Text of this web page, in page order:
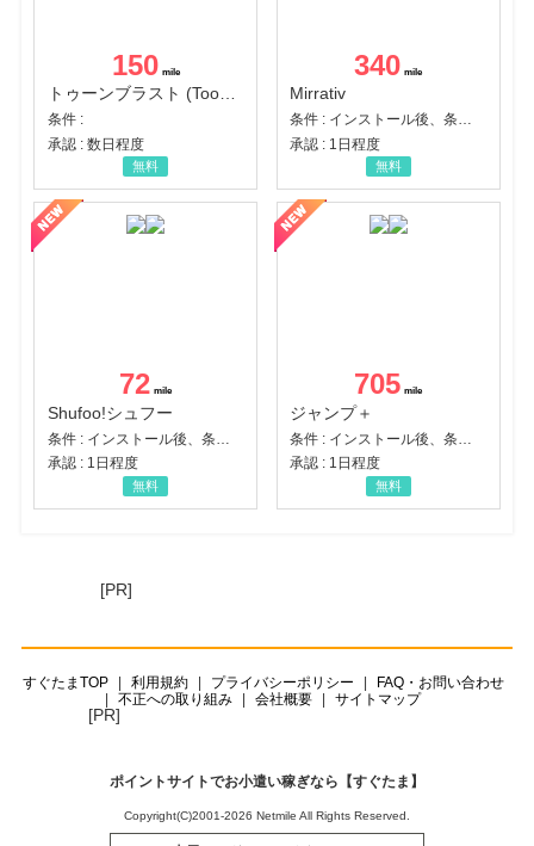
150
トゥーンブラスト (Toon Blast)
条件 :
承認 : 数日程度
無料
340
Mirrativ
条件 : インストール後、条件達成
承認 : 1日程度
無料
72
Shufoo!シュフー
承認 : 1日程度
無料
705
ジャンプ＋
承認 : 1日程度
無料
[PR]
すぐたまTOP 利用規約 プライバシーポリシー
FAQ・お問い合わせ
不正への取り組み
会社概要 サイトマップ
[PR]
ポイントサイトでお小遣い稼ぎなら【すぐたま】
Copyright(C)2001-2026 Netmile All Rights Reserved.